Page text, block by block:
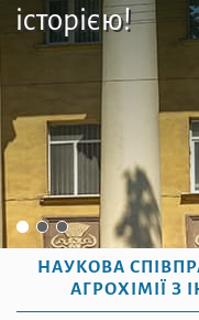
історією!
НАУКОВА
АГРОХІМІЇ